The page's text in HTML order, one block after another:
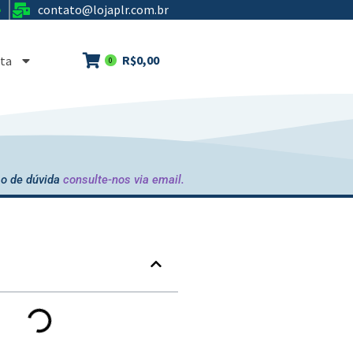
contato@lojaplr.com.br
R$0,00
0
de dúvida consulte-nos via email.